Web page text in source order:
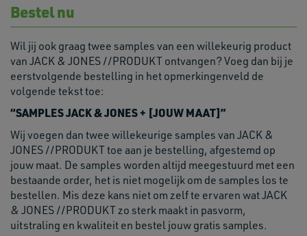
Bestel nu
Wil jij ook graag twee samples van een willekeurig product
van JACK & JONES //PRODUKT ontvangen? Voeg dan bij je
eerstvolgende bestelling in het opmerkingenveld de
volgende tekst toe:
“SAMPLES JACK & JONES + [JOUW MAAT]”
Wij voegen dan twee willekeurige samples van JACK &
JONES //PRODUKT toe aan je bestelling, afgestemd op
jouw maat. De samples worden altijd meegestuurd met een
bestaande order, het is niet mogelijk om de samples los te
bestellen. Mis deze kans niet om zelf te ervaren wat JACK
& JONES //PRODUKT zo sterk maakt in pasvorm,
uitstraling en kwaliteit en bestel jouw gratis samples.